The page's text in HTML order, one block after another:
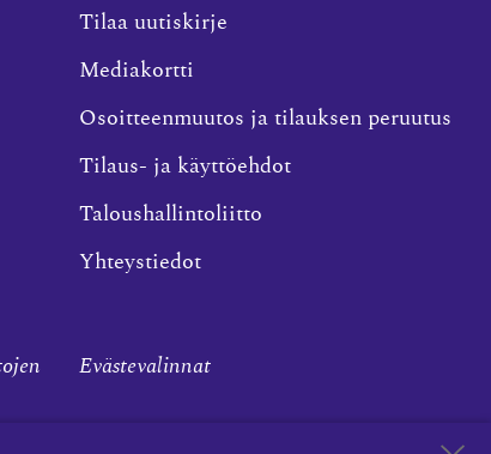
Tilaa uutiskirje
Mediakortti
Osoitteenmuutos ja tilauksen peruutus
Tilaus- ja käyttöehdot
Taloushallintoliitto
Yhteystiedot
Evästevalinnat